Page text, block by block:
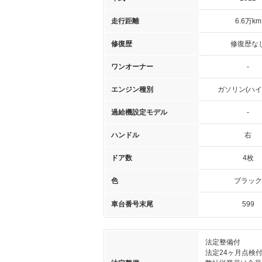
走行距離 6.6万km
修復歴 修復歴な
ワンオーナー -
エンジン種別 ガソリン(ハ
過給機設定モデル -
ハンドル 右
ドア数 4枚
色 ブラック
車台番号末尾 599
法定整備付
法定24ヶ月点検